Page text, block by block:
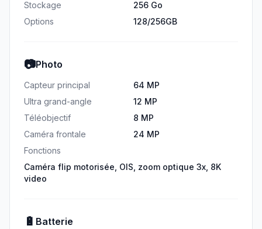
Stockage
256 Go
Options
128/256GB
📷Photo
Capteur principal
64 MP
Ultra grand-angle
12 MP
Téléobjectif
8 MP
Caméra frontale
24 MP
Fonctions
Caméra flip motorisée, OIS, zoom optique 3x, 8K
video
🔋 Batterie